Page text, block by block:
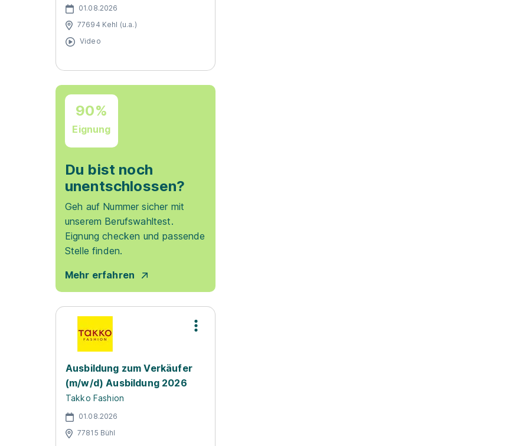
01.08.2026
77694 Kehl (u.a.)
Video
90%
Eignung
Du bist noch
unentschlossen?
Geh auf Nummer sicher mit
unserem Berufswahltest.
Eignung checken und passende
Stelle finden.
Mehr erfahren
Ausbildung zum Verkäufer
(m/w/d) Ausbildung 2026
Takko Fashion
01.08.2026
77815 Bühl